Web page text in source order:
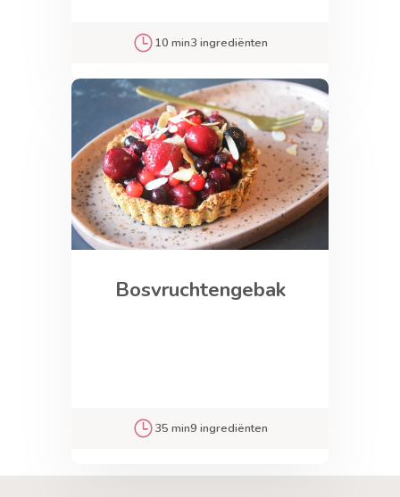
10 min3 ingrediënten
Bosvruchtengebak
35 min9 ingrediënten